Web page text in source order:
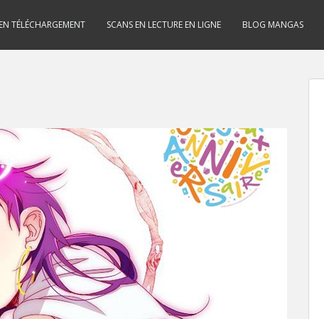
TÉLÉCHARGEMENT SCANS EN LECTURE EN LIGNE BLOG MANGAS